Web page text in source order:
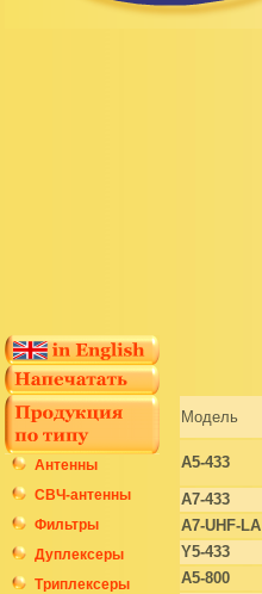
Антенны
СВЧ-антенны
Фильтры
Дуплексеры
Триплексеры
Модель
A5-433
A7-433
A7-UHF-LA
Y5-433
A5-800